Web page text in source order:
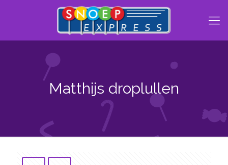
Matthijs droplullen